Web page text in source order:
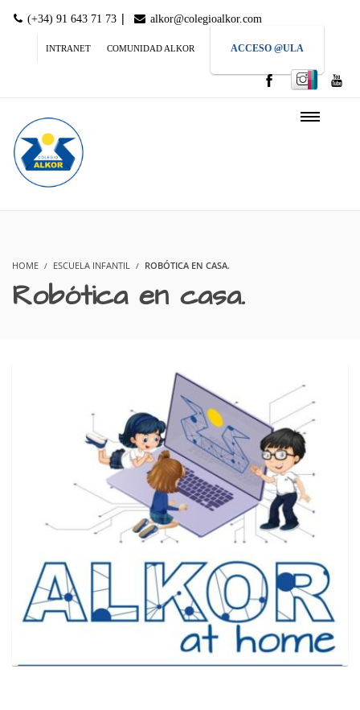
(+34) 91 643 71 73 | alkor@colegioalkor.com
INTRANET COMUNIDAD ALKOR ACCESO @ULA
HOME ESCUELA INFANTIL ROBÓTICA EN CASA.
Robótica en casa.